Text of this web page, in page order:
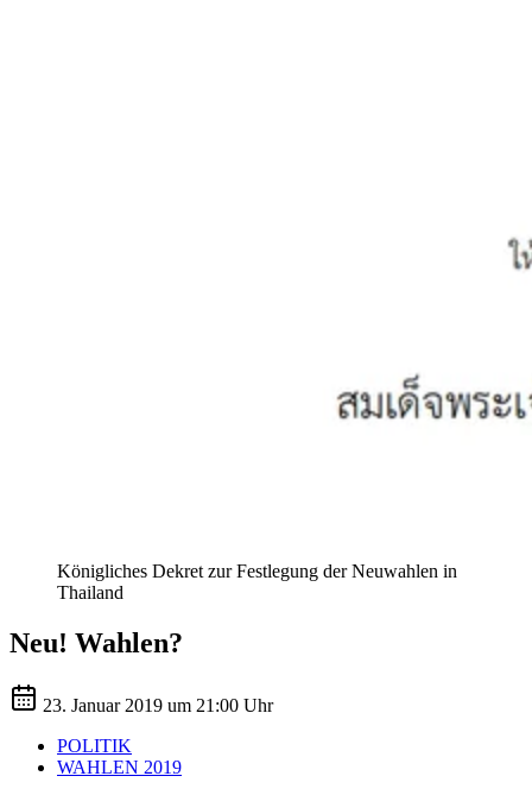
Königliches Dekret zur Festlegung der Neuwahlen in
Thailand
Neu! Wahlen?
23. Januar 2019 um 21:00 Uhr
POLITIK
WAHLEN 2019